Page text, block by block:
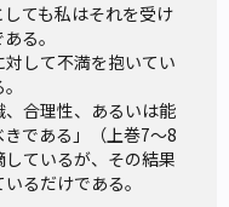
ても私はそれを受け
る。
して不満を抱いてい
、合理性、あるいは能
である」（上巻7～8
ているが、その結果
るだけである。